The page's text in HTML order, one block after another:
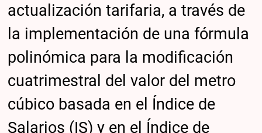
actualización tarifaria, a través de
la implementación de una fórmula
polinómica para la modificación
cuatrimestral del valor del metro
cúbico basada en el Índice de
Salarios (IS) y en el Índice de